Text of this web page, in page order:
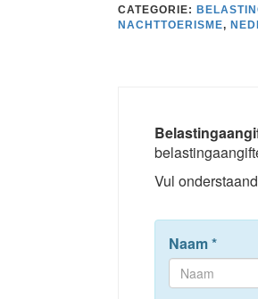
CATEGORIE:
NACHTTOERISME,
Vul
Naam*